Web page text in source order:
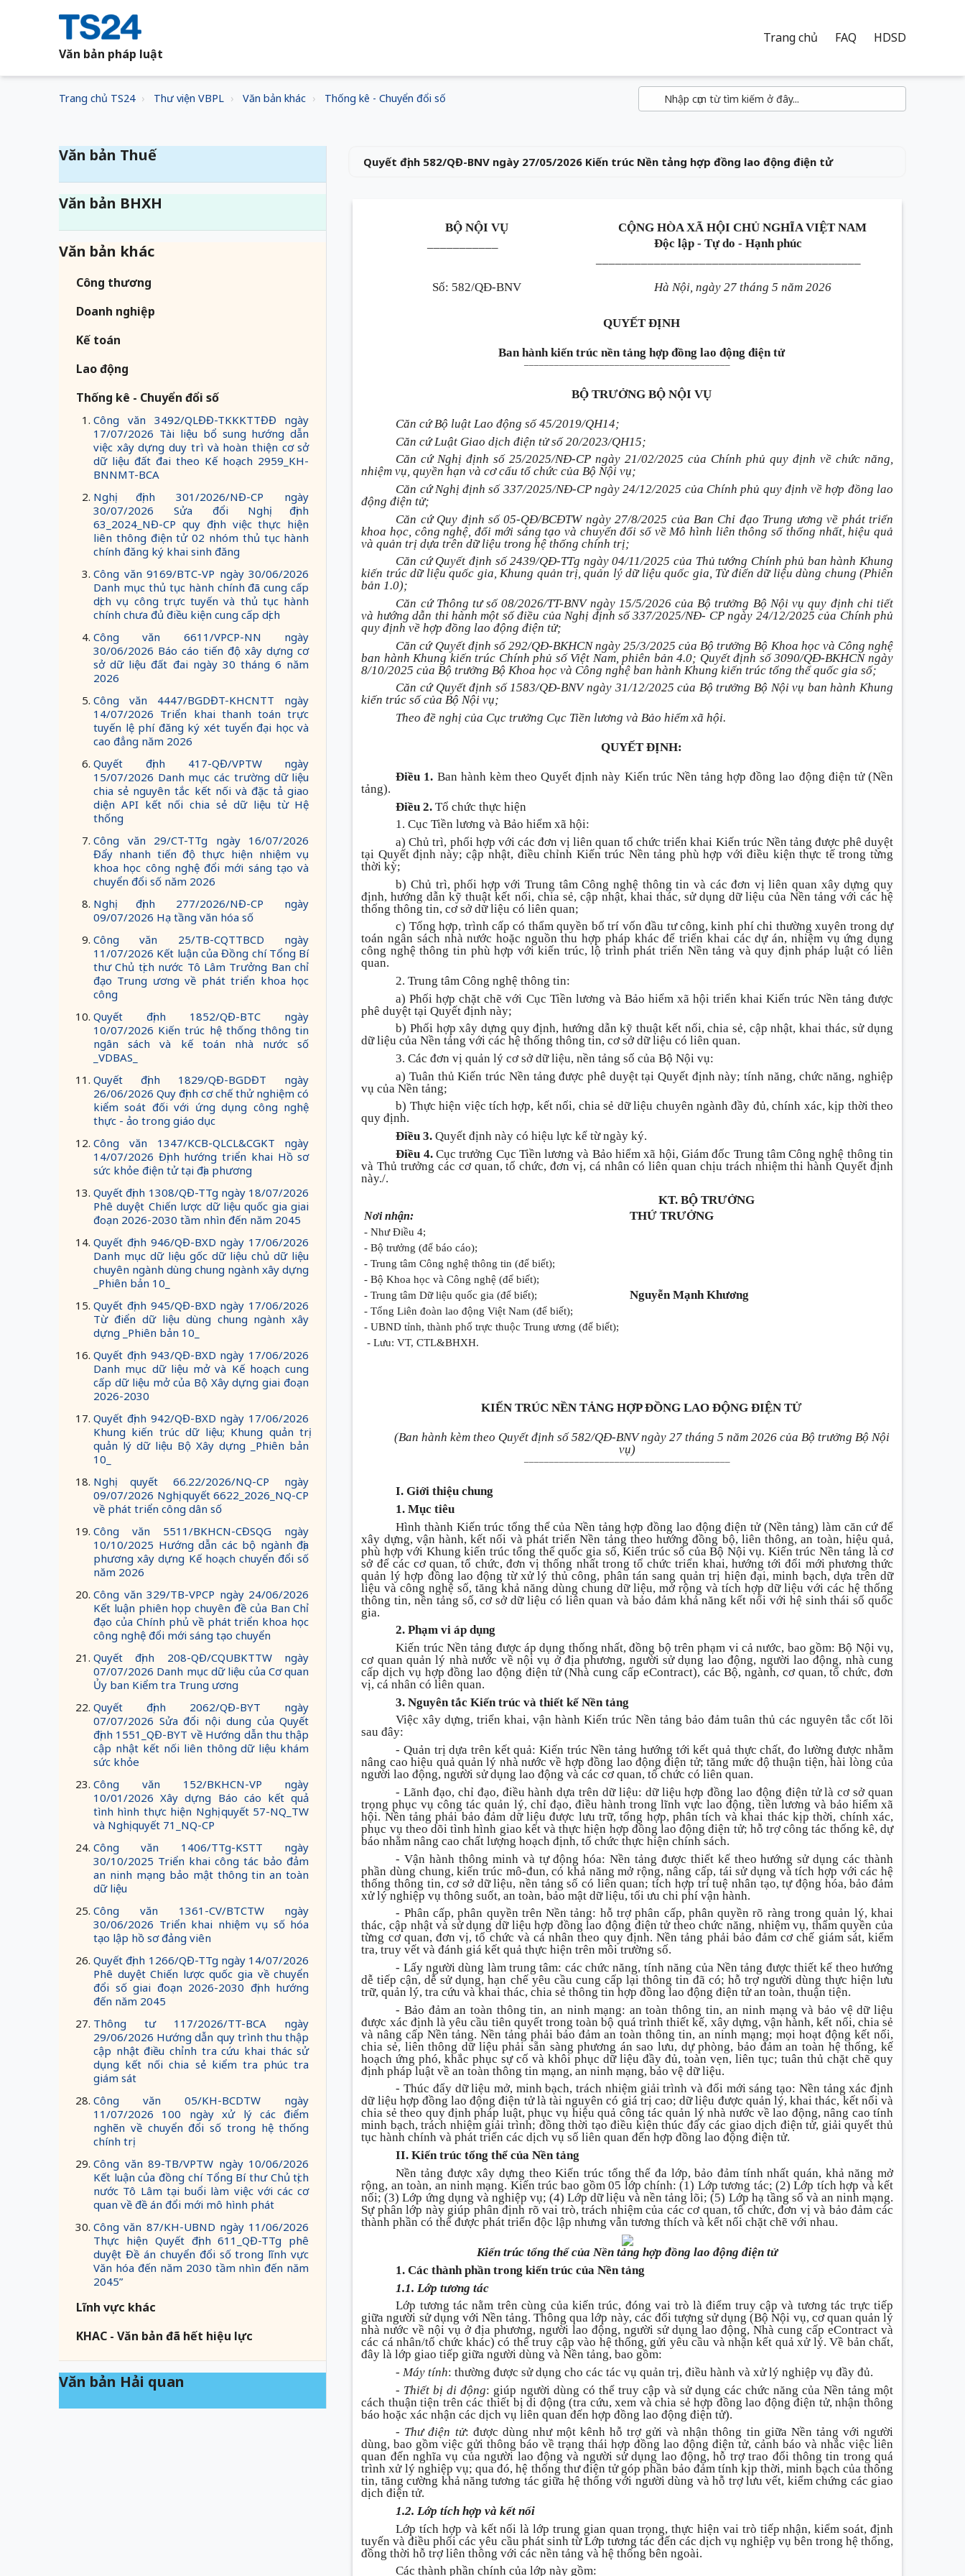
Văn bản pháp luật
Trang chủ FAQ HDSD
Trang chủ TS24 Thư viện VBPL Văn bản khác Thống kê - Chuyển đổi số
Văn bản Thuế
Văn bản BHXH
Văn bản khác
Công thương
Doanh nghiệp
Kế toán
Lao động
Thống kê - Chuyển đổi số
Công văn 3492/QLĐĐ-TKKKTTĐĐ ngày
17/07/2026 Tài liệu bổ sung hướng dẫn
việc xây dựng duy trì và hoàn thiện cơ sở
dữ liệu đất đai theo Kế hoạch 2959_KH-
BNNMT-BCA
Nghị định 301/2026/NĐ-CP ngày
30/07/2026 Sửa đổi Nghị định
63_2024_NĐ-CP quy định việc thực hiện
liên thông điện tử 02 nhóm thủ tục hành
chính đăng ký khai sinh đăng
Công văn 9169/BTC-VP ngày 30/06/2026
Danh mục thủ tục hành chính đã cung cấp
dịch vụ công trực tuyến và thủ tục hành
chính chưa đủ điều kiện cung cấp dịch
Công văn 6611/VPCP-NN ngày
30/06/2026 Báo cáo tiến độ xây dựng cơ
sở dữ liệu đất đai ngày 30 tháng 6 năm
2026
Công văn 4447/BGDĐT-KHCNTT ngày
14/07/2026 Triển khai thanh toán trực
tuyến lệ phí đăng ký xét tuyển đại học và
cao đẳng năm 2026
Quyết định 417-QĐ/VPTW ngày
15/07/2026 Danh mục các trường dữ liệu
chia sẻ nguyên tắc kết nối và đặc tả giao
diện API kết nối chia sẻ dữ liệu từ Hệ
thống
Công văn 29/CT-TTg ngày 16/07/2026
Đẩy nhanh tiến độ thực hiện nhiệm vụ
khoa học công nghệ đổi mới sáng tạo và
chuyển đổi số năm 2026
Nghị định 277/2026/NĐ-CP ngày
09/07/2026 Hạ tầng văn hóa số
Công văn 25/TB-CQTTBCD ngày
11/07/2026 Kết luận của Đồng chí Tổng Bí
thư Chủ tịch nước Tô Lâm Trưởng Ban chỉ
đạo Trung ương về phát triển khoa học
công
Quyết định 1852/QĐ-BTC ngày
10/07/2026 Kiến trúc hệ thống thông tin
ngân sách và kế toán nhà nước số
_VDBAS_
Quyết định 1829/QĐ-BGDĐT ngày
26/06/2026 Quy định cơ chế thử nghiệm có
kiểm soát đối với ứng dụng công nghệ
thực - ảo trong giáo dục
Công văn 1347/KCB-QLCL&CGKT ngày
14/07/2026 Định hướng triển khai Hồ sơ
sức khỏe điện tử tại địa phương
Quyết định 1308/QĐ-TTg ngày 18/07/2026
Phê duyệt Chiến lược dữ liệu quốc gia giai
đoạn 2026-2030 tầm nhìn đến năm 2045
Quyết định 946/QĐ-BXD ngày 17/06/2026
Danh mục dữ liệu gốc dữ liệu chủ dữ liệu
chuyên ngành dùng chung ngành xây dựng
_Phiên bản 10_
Quyết định 945/QĐ-BXD ngày 17/06/2026
Từ điển dữ liệu dùng chung ngành xây
dựng _Phiên bản 10_
Quyết định 943/QĐ-BXD ngày 17/06/2026
Danh mục dữ liệu mở và Kế hoạch cung
cấp dữ liệu mở của Bộ Xây dựng giai đoạn
2026-2030
Quyết định 942/QĐ-BXD ngày 17/06/2026
Khung kiến trúc dữ liệu; Khung quản trị
quản lý dữ liệu Bộ Xây dựng _Phiên bản
10_
Nghị quyết 66.22/2026/NQ-CP ngày
09/07/2026 Nghị quyết 6622_2026_NQ-CP
về phát triển công dân số
Công văn 5511/BKHCN-CĐSQG ngày
10/10/2025 Hướng dẫn các bộ ngành địa
phương xây dựng Kế hoạch chuyển đổi số
năm 2026
Công văn 329/TB-VPCP ngày 24/06/2026
Kết luận phiên họp chuyên đề của Ban Chỉ
đạo của Chính phủ về phát triển khoa học
công nghệ đổi mới sáng tạo chuyển
Quyết định 208-QĐ/CQUBKTTW ngày
07/07/2026 Danh mục dữ liệu của Cơ quan
Ủy ban Kiểm tra Trung ương
Quyết định 2062/QĐ-BYT ngày
07/07/2026 Sửa đổi nội dung của Quyết
định 1551_QĐ-BYT về Hướng dẫn thu thập
cập nhật kết nối liên thông dữ liệu khám
sức khỏe
Công văn 152/BKHCN-VP ngày
10/01/2026 Xây dựng Báo cáo kết quả
tình hình thực hiện Nghị quyết 57-NQ_TW
và Nghị quyết 71_NQ-CP
Công văn 1406/TTg-KSTT ngày
30/10/2025 Triển khai công tác bảo đảm
an ninh mạng bảo mật thông tin an toàn
dữ liệu
Công văn 1361-CV/BTCTW ngày
30/06/2026 Triển khai nhiệm vụ số hóa
tạo lập hồ sơ đảng viên
Quyết định 1266/QĐ-TTg ngày 14/07/2026
Phê duyệt Chiến lược quốc gia về chuyển
đổi số giai đoạn 2026-2030 định hướng
đến năm 2045
Thông tư 117/2026/TT-BCA ngày
29/06/2026 Hướng dẫn quy trình thu thập
cập nhật điều chỉnh tra cứu khai thác sử
dụng kết nối chia sẻ kiểm tra phúc tra
giám sát
Công văn 05/KH-BCDTW ngày
11/07/2026 100 ngày xử lý các điểm
nghẽn về chuyển đổi số trong hệ thống
chính trị
Công văn 89-TB/VPTW ngày 10/06/2026
Kết luận của đồng chí Tổng Bí thư Chủ tịch
nước Tô Lâm tại buổi làm việc với các cơ
quan về đề án đổi mới mô hình phát
Công văn 87/KH-UBND ngày 11/06/2026
Thực hiện Quyết định 611_QĐ-TTg phê
duyệt Đề án chuyển đổi số trong lĩnh vực
Văn hóa đến năm 2030 tầm nhìn đến năm
2045”
Lĩnh vực khác
KHAC - Văn bản đã hết hiệu lực
Văn bản Hải quan
Quyết định 582/QĐ-BNV ngày 27/05/2026 Kiến trúc Nền tảng hợp đồng lao động điện tử
BỘ NỘI VỤ
CỘNG HÒA XÃ HỘI CHỦ NGHĨA VIỆT NAM
Độc lập - Tự do - Hạnh phúc
Số: 582/QĐ-BNV Hà Nội, ngày 27 tháng 5 năm 2026
QUYẾT ĐỊNH
Ban hành kiến trúc nền tảng hợp đồng lao động điện tử
_________________________________________
BỘ TRƯỞNG BỘ NỘI VỤ
Căn cứ Bộ luật Lao động số 45/2019/QH14;
Căn cứ Luật Giao dịch điện tử số 20/2023/QH15;
Căn cứ Nghị định số 25/2025/NĐ-CP ngày 21/02/2025 của Chính phủ quy định về chức năng,
nhiệm vụ, quyền hạn và cơ cấu tổ chức của Bộ Nội vụ;
Căn cứ Nghị định số 337/2025/NĐ-CP ngày 24/12/2025 của Chính phủ quy định về hợp đồng lao
động điện tử;
Căn cứ Quy định số 05-QĐ/BCĐTW ngày 27/8/2025 của Ban Chỉ đạo Trung ương về phát triển
khoa học, công nghệ, đổi mới sáng tạo và chuyển đổi số về Mô hình liên thông số thống nhất, hiệu quả
và quản trị dựa trên dữ liệu trong hệ thống chính trị;
Căn cứ Quyết định số 2439/QĐ-TTg ngày 04/11/2025 của Thủ tướng Chính phủ ban hành Khung
kiến trúc dữ liệu quốc gia, Khung quản trị, quản lý dữ liệu quốc gia, Từ điển dữ liệu dùng chung (Phiên
bản 1.0);
Căn cứ Thông tư số 08/2026/TT-BNV ngày 15/5/2026 của Bộ trưởng Bộ Nội vụ quy định chi tiết
và hướng dẫn thi hành một số điều của Nghị định số 337/2025/NĐ- CP ngày 24/12/2025 của Chính phủ
quy định về hợp đồng lao động điện tử;
Căn cứ Quyết định số 292/QĐ-BKHCN ngày 25/3/2025 của Bộ trưởng Bộ Khoa học và Công nghệ
ban hành Khung kiến trúc Chính phủ số Việt Nam, phiên bản 4.0; Quyết định số 3090/QĐ-BKHCN ngày
8/10/2025 của Bộ trưởng Bộ Khoa học và Công nghệ ban hành Khung kiến trúc tổng thể quốc gia số;
Căn cứ Quyết định số 1583/QĐ-BNV ngày 31/12/2025 của Bộ trưởng Bộ Nội vụ ban hành Khung
kiến trúc số của Bộ Nội vụ;
Theo đề nghị của Cục trưởng Cục Tiền lương và Bảo hiểm xã hội.
QUYẾT ĐỊNH:
Điều 1. Ban hành kèm theo Quyết định này Kiến trúc Nền tảng hợp đồng lao động điện tử (Nền
tảng).
Điều 2.Tổ chức thực hiện
1. Cục Tiền lương và Bảo hiểm xã hội:
a) Chủ trì, phối hợp với các đơn vị liên quan tổ chức triển khai Kiến trúc Nền tảng được phê duyệt
tại Quyết định này; cập nhật, điều chỉnh Kiến trúc Nền tảng phù hợp với điều kiện thực tế trong từng
thời kỳ;
b) Chủ trì, phối hợp với Trung tâm Công nghệ thông tin và các đơn vị liên quan xây dựng quy
định, hướng dẫn kỹ thuật kết nối, chia sẻ, cập nhật, khai thác, sử dụng dữ liệu của Nền tảng với các hệ
thống thông tin, cơ sở dữ liệu có liên quan;
c) Tổng hợp, trình cấp có thẩm quyền bố trí vốn đầu tư công, kinh phí chi thường xuyên trong dự
toán ngân sách nhà nước hoặc nguồn thu hợp pháp khác để triển khai các dự án, nhiệm vụ ứng dụng
công nghệ thông tin phù hợp với kiến trúc, lộ trình phát triển Nền tảng và quy định pháp luật có liên
quan.
2. Trung tâm Công nghệ thông tin:
a) Phối hợp chặt chẽ với Cục Tiền lương và Bảo hiểm xã hội triển khai Kiến trúc Nền tảng được
phê duyệt tại Quyết định này;
b) Phối hợp xây dựng quy định, hướng dẫn kỹ thuật kết nối, chia sẻ, cập nhật, khai thác, sử dụng
dữ liệu của Nền tảng với các hệ thống thông tin, cơ sở dữ liệu có liên quan.
3. Các đơn vị quản lý cơ sở dữ liệu, nền tảng số của Bộ Nội vụ:
a) Tuân thủ Kiến trúc Nền tảng được phê duyệt tại Quyết định này; tính năng, chức năng, nghiệp
vụ của Nền tảng;
b) Thực hiện việc tích hợp, kết nối, chia sẻ dữ liệu chuyên ngành đầy đủ, chính xác, kịp thời theo
quy định.
Điều 3.Quyết định này có hiệu lực kể từ ngày ký.
Điều 4. Cục trưởng Cục Tiền lương và Bảo hiểm xã hội, Giám đốc Trung tâm Công nghệ thông tin
và Thủ trưởng các cơ quan, tổ chức, đơn vị, cá nhân có liên quan chịu trách nhiệm thi hành Quyết định
này./.
Nơi nhận:
- Như Điều 4;
- Bộ trưởng (để báo cáo);
- Trung tâm Công nghệ thông tin (để biết);
- Bộ Khoa học và Công nghệ (để biết);
- Trung tâm Dữ liệu quốc gia (để biết);
- Tổng Liên đoàn lao động Việt Nam (để biết);
- UBND tỉnh, thành phố trực thuộc Trung ương (để biết);
- Lưu: VT, CTL&BHXH.
KT. BỘ TRƯỞNG
THỨ TRƯỞNG
Nguyễn Mạnh Khương
KIẾN TRÚC NỀN TẢNG HỢP ĐỒNG LAO ĐỘNG ĐIỆN TỬ
(Ban hành kèm theo Quyết định số 582/QĐ-BNV ngày 27 tháng 5 năm 2026 của Bộ trưởng Bộ Nội
vụ)
_________________________________________
I. Giới thiệu chung
1. Mục tiêu
Hình thành Kiến trúc tổng thể của Nền tảng hợp đồng lao động điện tử (Nền tảng) làm căn cứ để
xây dựng, vận hành, kết nối và phát triển Nền tảng theo hướng đồng bộ, liên thông, an toàn, hiệu quả,
phù hợp với Khung kiến trúc tổng thể quốc gia số, Kiến trúc số của Bộ Nội vụ. Kiến trúc Nền tảng là cơ
sở để các cơ quan, tổ chức, đơn vị thống nhất trong tổ chức triển khai, hướng tới đổi mới phương thức
quản lý hợp đồng lao động từ xử lý thủ công, phân tán sang quản trị hiện đại, minh bạch, dựa trên dữ
liệu và công nghệ số, tăng khả năng dùng chung dữ liệu, mở rộng và tích hợp dữ liệu với các hệ thống
thông tin, nền tảng số, cơ sở dữ liệu có liên quan và bảo đảm khả năng kết nối với hệ sinh thái số quốc
gia.
2. Phạm vi áp dụng
Kiến trúc Nền tảng được áp dụng thống nhất, đồng bộ trên phạm vi cả nước, bao gồm: Bộ Nội vụ,
cơ quan quản lý nhà nước về nội vụ ở địa phương, người sử dụng lao động, người lao động, nhà cung
cấp dịch vụ hợp đồng lao động điện tử (Nhà cung cấp eContract), các Bộ, ngành, cơ quan, tổ chức, đơn
vị, cá nhân có liên quan.
3. Nguyên tắc Kiến trúc và thiết kế Nền tảng
Việc xây dựng, triển khai, vận hành Kiến trúc Nền tảng bảo đảm tuân thủ các nguyên tắc cốt lõi
sau đây:
- Quản trị dựa trên kết quả: Kiến trúc Nền tảng hướng tới kết quả thực chất, đo lường được nhằm
nâng cao hiệu quả quản lý nhà nước về hợp đồng lao động điện tử; tăng mức độ thuận tiện, hài lòng của
người lao động, người sử dụng lao động và các cơ quan, tổ chức có liên quan.
- Lãnh đạo, chỉ đạo, điều hành dựa trên dữ liệu: dữ liệu hợp đồng lao động điện tử là cơ sở quan
trọng phục vụ công tác quản lý, chỉ đạo, điều hành trong lĩnh vực lao động, tiền lương và bảo hiểm xã
hội. Nền tảng phải bảo đảm dữ liệu được lưu trữ, tổng hợp, phân tích và khai thác kịp thời, chính xác,
phục vụ theo dõi tình hình giao kết và thực hiện hợp đồng lao động điện tử; hỗ trợ công tác thống kê, dự
báo nhằm nâng cao chất lượng hoạch định, tổ chức thực hiện chính sách.
- Vận hành thông minh và tự động hóa: Nền tảng được thiết kế theo hướng sử dụng các thành
phần dùng chung, kiến trúc mô-đun, có khả năng mở rộng, nâng cấp, tái sử dụng và tích hợp với các hệ
thống thông tin, cơ sở dữ liệu, nền tảng số có liên quan; tích hợp trí tuệ nhân tạo, tự động hóa, bảo đảm
xử lý nghiệp vụ thông suốt, an toàn, bảo mật dữ liệu, tối ưu chi phí vận hành.
- Phân cấp, phân quyền trên Nền tảng: hỗ trợ phân cấp, phân quyền rõ ràng trong quản lý, khai
thác, cập nhật và sử dụng dữ liệu hợp đồng lao động điện tử theo chức năng, nhiệm vụ, thẩm quyền của
từng cơ quan, đơn vị, tổ chức và cá nhân theo quy định. Nền tảng phải bảo đảm cơ chế giám sát, kiểm
tra, truy vết và đánh giá kết quả thực hiện trên môi trường số.
- Lấy người dùng làm trung tâm: các chức năng, tính năng của Nền tảng được thiết kế theo hướng
dễ tiếp cận, dễ sử dụng, hạn chế yêu cầu cung cấp lại thông tin đã có; hỗ trợ người dùng thực hiện lưu
trữ, quản lý, tra cứu và khai thác, chia sẻ thông tin hợp đồng lao động điện tử an toàn, thuận tiện.
- Bảo đảm an toàn thông tin, an ninh mạng: an toàn thông tin, an ninh mạng và bảo vệ dữ liệu
được xác định là yêu cầu tiên quyết trong toàn bộ quá trình thiết kế, xây dựng, vận hành, kết nối, chia sẻ
và nâng cấp Nền tảng. Nền tảng phải bảo đảm an toàn thông tin, an ninh mạng; mọi hoạt động kết nối,
chia sẻ, liên thông dữ liệu phải sẵn sàng phương án sao lưu, dự phòng, bảo đảm an toàn hệ thống, kế
hoạch ứng phó, khắc phục sự cố và khôi phục dữ liệu đầy đủ, toàn vẹn, liên tục; tuân thủ chặt chẽ quy
định pháp luật về an toàn thông tin mạng, an ninh mạng, bảo vệ dữ liệu.
- Thúc đẩy dữ liệu mở, minh bạch, trách nhiệm giải trình và đổi mới sáng tạo: Nền tảng xác định
dữ liệu hợp đồng lao động điện tử là tài nguyên có giá trị cao; dữ liệu được quản lý, khai thác, kết nối và
chia sẻ theo quy định pháp luật, phục vụ hiệu quả công tác quản lý nhà nước về lao động, nâng cao tính
minh bạch, trách nhiệm giải trình; đồng thời tạo điều kiện thúc đẩy các giao dịch điện tử, giải quyết thủ
tục hành chính và phát triển các dịch vụ số liên quan đến hợp đồng lao động điện tử.
II. Kiến trúc tổng thể của Nền tảng
Nền tảng được xây dựng theo Kiến trúc tổng thể đa lớp, bảo đảm tính nhất quán, khả năng mở
rộng, an toàn, an ninh mạng. Kiến trúc bao gồm 05 lớp chính: (1) Lớp tương tác; (2) Lớp tích hợp và kết
nối; (3) Lớp ứng dụng và nghiệp vụ; (4) Lớp dữ liệu và nền tảng lõi; (5) Lớp hạ tầng số và an ninh mạng.
Sự phân lớp này giúp phân định rõ vai trò, trách nhiệm của các cơ quan, tổ chức, đơn vị và bảo đảm các
thành phần có thể được phát triển độc lập nhưng vẫn tương thích và kết nối chặt chẽ với nhau.
Kiến trúc tổng thể của Nền tảng hợp đồng lao động điện tử
1. Các thành phần trong kiến trúc của Nền tảng
1.1. Lớp tương tác
Lớp tương tác nằm trên cùng của kiến trúc, đóng vai trò là điểm truy cập và tương tác trực tiếp
giữa người sử dụng với Nền tảng. Thông qua lớp này, các đối tượng sử dụng (Bộ Nội vụ, cơ quan quản lý
nhà nước về nội vụ ở địa phương, người lao động, người sử dụng lao động, Nhà cung cấp eContract và
các cá nhân/tổ chức khác) có thể truy cập vào hệ thống, gửi yêu cầu và nhận kết quả xử lý. Về bản chất,
đây là lớp giao tiếp giữa người dùng và Nền tảng, bao gồm:
- Máy tính: thường được sử dụng cho các tác vụ quản trị, điều hành và xử lý nghiệp vụ đầy đủ.
- Thiết bị di động: giúp người dùng có thể truy cập và sử dụng các chức năng của Nền tảng một
cách thuận tiện trên các thiết bị di động (tra cứu, xem và chia sẻ hợp đồng lao động điện tử, nhận thông
báo hoặc xác nhận các dịch vụ liên quan đến hợp đồng lao động điện tử).
- Thư điện tử: được dùng như một kênh hỗ trợ gửi và nhận thông tin giữa Nền tảng với người
dùng, bao gồm việc gửi thông báo về trạng thái hợp đồng lao động điện tử, cảnh báo và nhắc việc liên
quan đến nghĩa vụ của người lao động và người sử dụng lao động, hỗ trợ trao đổi thông tin trong quá
trình xử lý nghiệp vụ; qua đó, hệ thống thư điện tử góp phần bảo đảm tính kịp thời, minh bạch của thông
tin, tăng cường khả năng tương tác giữa hệ thống với người dùng và hỗ trợ lưu vết, kiểm chứng các giao
dịch điện tử.
1.2. Lớp tích hợp và kết nối
Lớp tích hợp và kết nối là lớp trung gian quan trọng, thực hiện vai trò tiếp nhận, kiểm soát, định
tuyến và điều phối các yêu cầu phát sinh từ Lớp tương tác đến các dịch vụ nghiệp vụ bên trong hệ thống,
đồng thời hỗ trợ liên thông với các nền tảng và hệ thống bên ngoài.
Các thành phần chính của lớp này gồm: